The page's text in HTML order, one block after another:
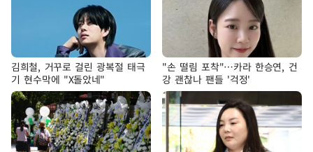
김희철, 거꾸로 걸린 광복절 태극
기 현수막에 "X돌았네"
"손 떨림 포착"…카라 한승연, 건
강 괜찮나 팬들 '걱정'